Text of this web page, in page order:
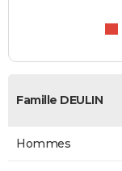
Famille DEULIN
Hommes